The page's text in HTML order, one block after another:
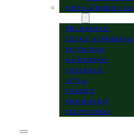
MEZINÁRODNÍ
BULHARSKO
ČESKÁ REPUBLIKA
ESTONSKO
MAĎARSKO
LOTYŠSKO
LITVA
POLSKO
RUMUNSKO
SLOVENSKO